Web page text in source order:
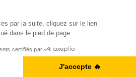
Vous en êtes où ?
Je fais le test
Grenoble